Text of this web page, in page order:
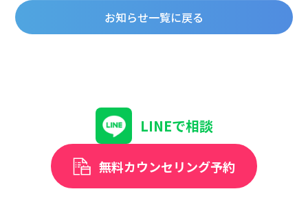
お知らせ一覧に戻る
LINEで相談
無料カウンセリング予約